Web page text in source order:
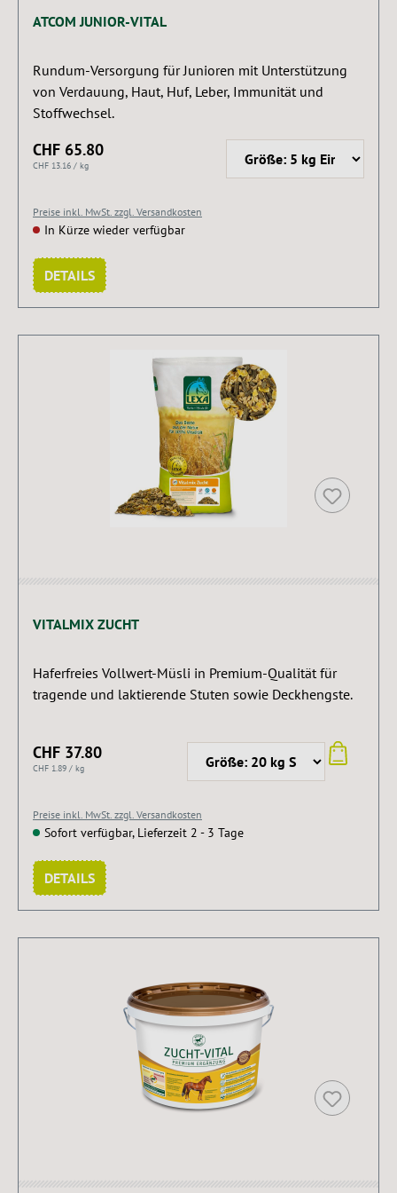
ATCOM JUNIOR-VITAL
Rundum-Versorgung für Junioren mit Unterstützung
von Verdauung, Haut, Huf, Leber, Immunität und
Stoffwechsel.
CHF 65.80
CHF 13.16 / kg
Preise inkl. MwSt. zzgl. Versandkosten
In Kürze wieder verfügbar
DETAILS
VITALMIX ZUCHT
Haferfreies Vollwert-Müsli in Premium-Qualität für
tragende und laktierende Stuten sowie Deckhengste.
CHF 37.80
CHF 1.89 / kg
Preise inkl. MwSt. zzgl. Versandkosten
Sofort verfügbar, Lieferzeit 2 - 3 Tage
DETAILS